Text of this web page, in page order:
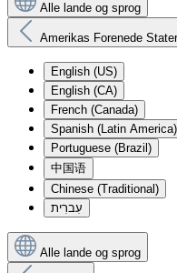
Alle lande og sprog
Amerikas Forenede Stater
English (US)
English (CA)
French (Canada)
Spanish (Latin America)
Portuguese (Brazil)
中国语
Chinese (Traditional)
עִברִית
Alle lande og sprog